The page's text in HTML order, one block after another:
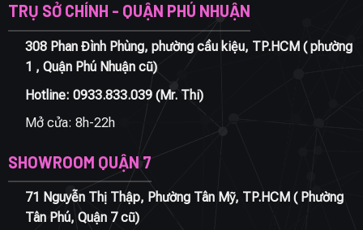
TRỤ SỞ CHÍNH - QUẬN PHÚ NHUẬN
308 Phan Đình Phùng, phường cầu kiệu, TP.HCM ( phường
1 , Quận Phú Nhuận cũ)
Hotline: 0933.833.039(Mr. Thi)
Mở cửa: 8h-22h
SHOWROOM QUẬN 7
71 Nguyễn Thị Thập, Phường Tân Mỹ, TP.HCM ( Phường
Tân Phú, Quận 7 cũ)